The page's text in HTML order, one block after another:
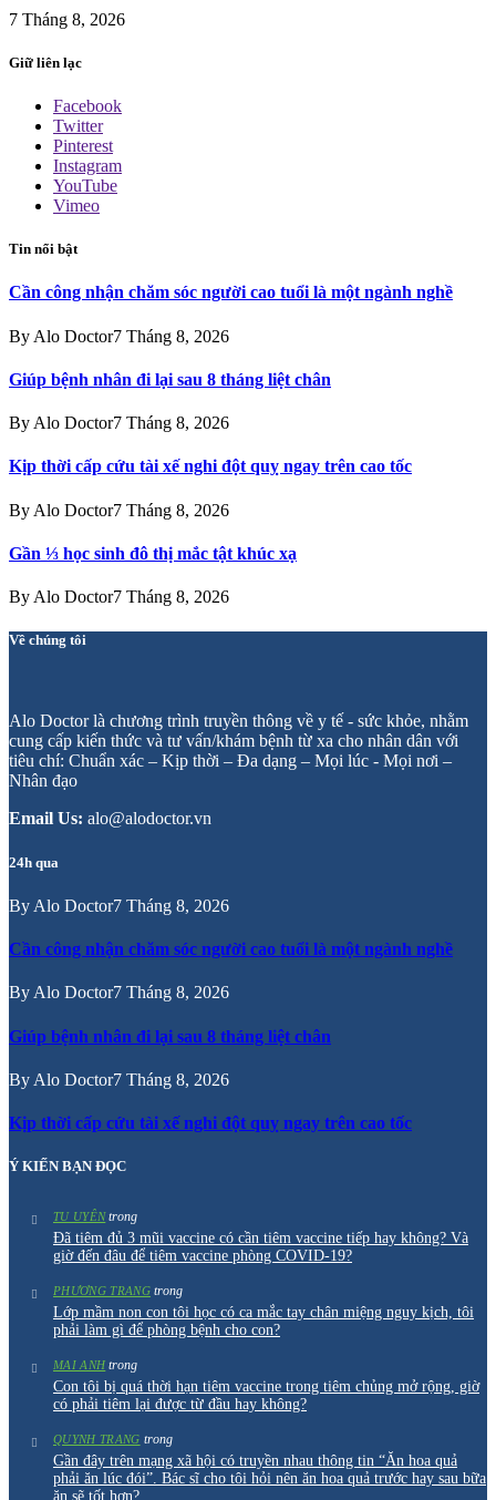
7 Tháng 8, 2026
Giữ liên lạc
Facebook
Twitter
Pinterest
Instagram
YouTube
Vimeo
Tin nổi bật
Cần công nhận chăm sóc người cao tuổi là một ngành nghề
By Alo Doctor7 Tháng 8, 2026
Giúp bệnh nhân đi lại sau 8 tháng liệt chân
By Alo Doctor7 Tháng 8, 2026
Kịp thời cấp cứu tài xế nghi đột quỵ ngay trên cao tốc
By Alo Doctor7 Tháng 8, 2026
Gần ⅓ học sinh đô thị mắc tật khúc xạ
By Alo Doctor7 Tháng 8, 2026
Về chúng tôi
Alo Doctor là chương trình truyền thông về y tế - sức khỏe, nhằm
cung cấp kiến thức và tư vấn/khám bệnh từ xa cho nhân dân với
tiêu chí: Chuẩn xác – Kịp thời – Đa dạng – Mọi lúc - Mọi nơi –
Nhân đạo
Email Us: alo@alodoctor.vn
24h qua
By Alo Doctor7 Tháng 8, 2026
Cần công nhận chăm sóc người cao tuổi là một ngành nghề
By Alo Doctor7 Tháng 8, 2026
Giúp bệnh nhân đi lại sau 8 tháng liệt chân
By Alo Doctor7 Tháng 8, 2026
Kịp thời cấp cứu tài xế nghi đột quỵ ngay trên cao tốc
Ý KIẾN BẠN ĐỌC
TU UYÊNtrong
Đã tiêm đủ 3 mũi vaccine có cần tiêm vaccine tiếp hay không? Và
giờ đến đâu để tiêm vaccine phòng COVID-19?
PHƯƠNG TRANGtrong
Lớp mầm non con tôi học có ca mắc tay chân miệng nguy kịch, tôi
phải làm gì để phòng bệnh cho con?
MAI ANH trong
Con tôi bị quá thời hạn tiêm vaccine trong tiêm chủng mở rộng, giờ
có phải tiêm lại được từ đầu hay không?
QUYNH TRANG trong
Gần đây trên mạng xã hội có truyền nhau thông tin “Ăn hoa quả
phải ăn lúc đói”. Bác sĩ cho tôi hỏi nên ăn hoa quả trước hay sau bữa
ăn sẽ tốt hơn?